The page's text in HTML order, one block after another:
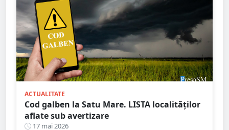
ACTUALITATE
Cod galben la Satu Mare. LISTA localităților
aflate sub avertizare
17 mai 2026